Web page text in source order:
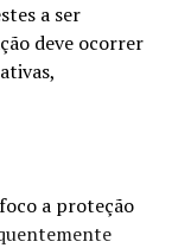
a ser
deve ocorrer
a proteção